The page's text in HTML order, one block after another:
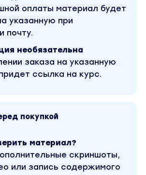
Настройка и аналитика
соответствия, Google Ads Editor
на сервер, донастройка,
часа)
Discovery + Реклама на YouTube
с клиентами, продажа услуг
как маркетолог
для работы с
CRM,
оплаты материал будет
указанную при
почту.
необязательна
заказа на указанную
ссылка на курс.
покупкой
материал?
скриншоты,
или запись содержимого